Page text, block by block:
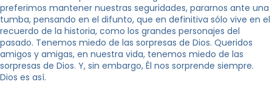
preferimos mantener nuestras seguridades, pararnos ante una
tumba, pensando en el difunto, que en definitiva sólo vive en el
recuerdo de la historia, como los grandes personajes del
pasado. Tenemos miedo de las sorpresas de Dios. Queridos
amigos y amigas, en nuestra vida, tenemos miedo de las
sorpresas de Dios. Y, sin embargo, Él nos sorprende siempre.
Dios es así.